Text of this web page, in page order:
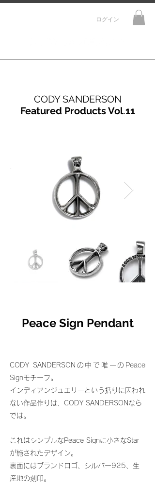
ログイン
CODY SANDERSON
Featured Products Vol.11
Peace Sign Pendant
CODY SANDERSONの中で唯一のPeace
Signモチーフ。
インディアンジュエリーという括りに囚われ
ない作品作りは、CODY SANDERSONなら
では。
これはシンプルなPeace Signに小さなStar
が施されたデザイン。
裏面にはブランドロゴ、シルバー925、生
産地の刻印。